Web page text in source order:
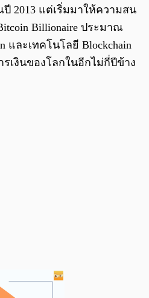
2013 แต่เริ่มมาให้ความสน
Billionaire ประมาณ
และเทคโนโลยี Blockchain
เงินของโลกในอีกไม่กี่ปีข้าง